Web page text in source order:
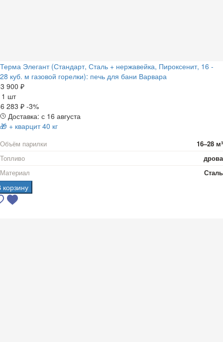
Терма Элегант (Стандарт, Сталь + нержавейка, Пироксенит, 16 -
28 куб. м газовой горелки): печь для бани Варвара
900 ₽
1 шт
283 ₽ -3%
Доставка: с 16 августа
🎁 + кварцит 40 кг
Объём парилки
16–28 м³
Топливо
дрова
Материал
Сталь
корзину